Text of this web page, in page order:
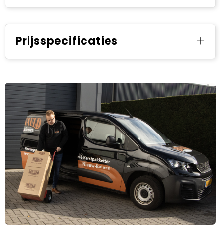
Prijsspecificaties